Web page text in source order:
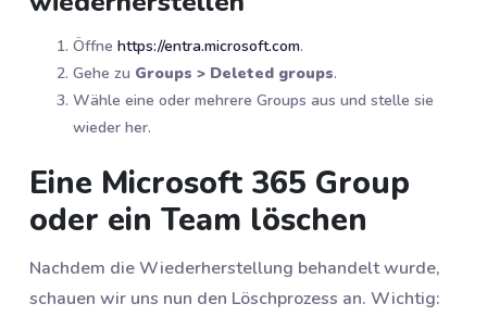
Öffne https://entra.microsoft.com.
Gehe zu Groups > Deleted groups.
Wähle eine oder mehrere Groups aus und stelle sie
wieder her.
Eine Microsoft 365 Group
oder ein Team löschen
Nachdem die Wiederherstellung behandelt wurde,
schauen wir uns nun den Löschprozess an. Wichtig: